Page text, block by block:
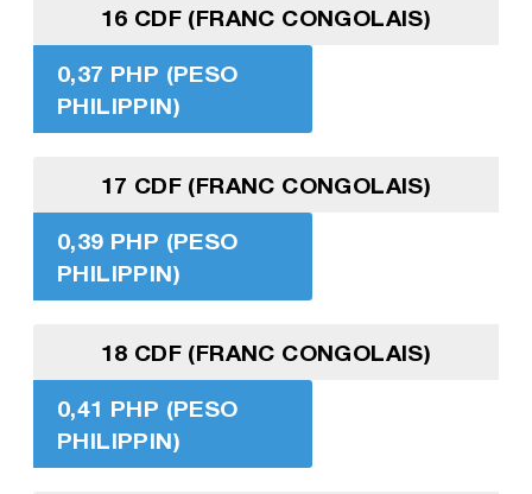
16 CDF (FRANC CONGOLAIS)
0,37 PHP (PESO
PHILIPPIN)
17 CDF (FRANC CONGOLAIS)
0,39 PHP (PESO
PHILIPPIN)
18 CDF (FRANC CONGOLAIS)
0,41 PHP (PESO
PHILIPPIN)